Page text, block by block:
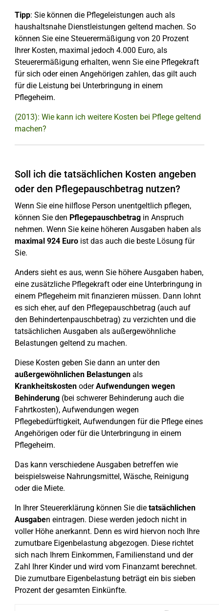
Tipp: Sie können die Pflegeleistungen auch als
haushaltsnahe Dienstleistungen geltend machen. So
können Sie eine Steuerermäßigung von 20 Prozent
Ihrer Kosten, maximal jedoch 4.000 Euro, als
Steuerermäßigung erhalten, wenn Sie eine Pflegekraft
für sich oder einen Angehörigen zahlen, das gilt auch
für die Leistung bei Unterbringung in einem
Pflegeheim.
(2013): Wie kann ich weitere Kosten bei Pflege geltend
machen?
Soll ich die tatsächlichen Kosten angeben
oder den Pflegepauschbetrag nutzen?
Wenn Sie eine hilflose Person unentgeltlich pflegen,
können Sie den Pflegepauschbetrag in Anspruch
nehmen. Wenn Sie keine höheren Ausgaben haben als
maximal 924 Euro ist das auch die beste Lösung für
Sie.
Anders sieht es aus, wenn Sie höhere Ausgaben haben,
eine zusätzliche Pflegekraft oder eine Unterbringung in
einem Pflegeheim mit finanzieren müssen. Dann lohnt
es sich eher, auf den Pflegepauschbetrag (auch auf
den Behindertenpauschbetrag) zu verzichten und die
tatsächlichen Ausgaben als außergewöhnliche
Belastungen geltend zu machen.
Diese Kosten geben Sie dann an unter den
außergewöhnlichen Belastungen als
Krankheitskosten oderAufwendungen wegen
Behinderung (bei schwerer Behinderung auch die
Fahrtkosten), Aufwendungen wegen
Pflegebedürftigkeit, Aufwendungen für die Pflege eines
Angehörigen oder für die Unterbringung in einem
Pflegeheim.
Das kann verschiedene Ausgaben betreffen wie
beispielsweise Nahrungsmittel, Wäsche, Reinigung
oder die Miete.
In Ihrer Steuererklärung können Sie die tatsächlichen
Ausgaben eintragen. Diese werden jedoch nicht in
voller Höhe anerkannt. Denn es wird hiervon noch Ihre
zumutbare Eigenbelastung abgezogen. Diese richtet
sich nach Ihrem Einkommen, Familienstand und der
Zahl Ihrer Kinder und wird vom Finanzamt berechnet.
Die zumutbare Eigenbelastung beträgt ein bis sieben
Prozent der gesamten Einkünfte.